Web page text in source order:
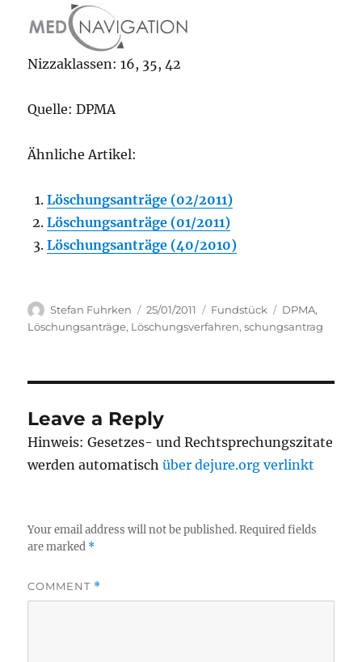
Nizzaklassen: 16, 35, 42
Quelle: DPMA
Ähnliche Artikel:
Löschungsanträge (02/2011)
Löschungsanträge (01/2011)
Löschungsanträge (40/2010)
Author
Stefan Fuhrken
Posted
on
25/01/2011 Categories
Fundstück Tags
DPMA,
Löschungsanträge, Löschungsverfahren,schungsantrag
Leave a Reply
Hinweis: Gesetzes- und Rechtsprechungszitate
werden automatischüber dejure.org verlinkt
Your email address will not be published. Required fields
are marked *
COMMENT *